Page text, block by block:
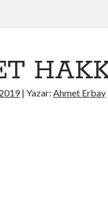
| Yazar:Ahmet Erbay